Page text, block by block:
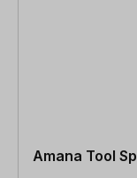
Amana Tool